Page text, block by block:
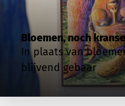
Bloemen, noch
In plaats van
blijvend gebaar